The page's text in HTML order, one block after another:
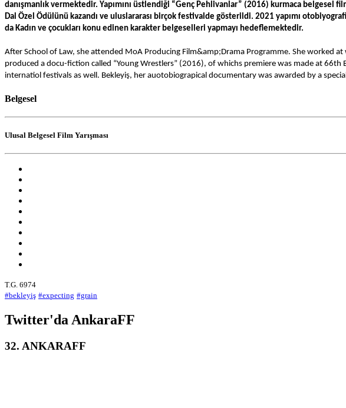
danışmanlık vermektedir. Yapımını üstlendiği “Genç Pehlivanlar” (2016) kurmaca
Dal Özel Ödülünü kazandı ve uluslararası birçok festivalde gösterildi. 2021 yapımı
da Kadın ve çocukları konu edinen karakter belgeselleri yapmayı hedeflemektedir.
After School of Law, she attended MoA Producing Film&amp;Drama Programme. She worked
produced a docu-fiction called “Young Wrestlers” (2016), of whichs premiere was made at
internatiol festivals as well. Bekleyiş, her auotobiograpical documentary was awarded by a
Belgesel
Ulusal Belgesel Film Yarışması
T.G. 6974
#bekleyiş #expecting #grain
Twitter'da AnkaraFF
32. ANKARAFF